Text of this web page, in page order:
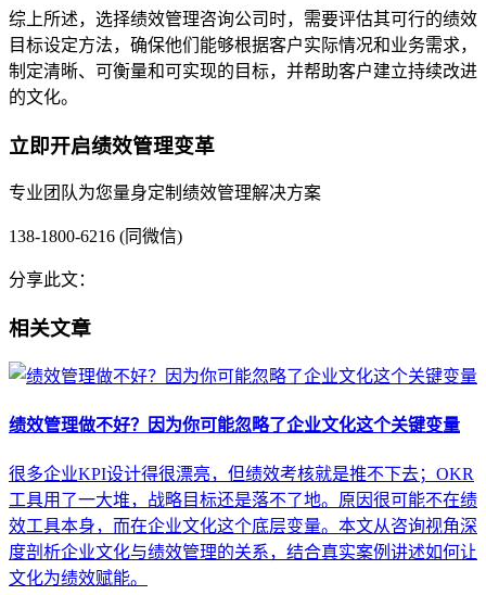
综上所述，选择绩效管理咨询公司时，需要评估其可行的绩效
目标设定方法，确保他们能够根据客户实际情况和业务需求，
制定清晰、可衡量和可实现的目标，并帮助客户建立持续改进
的文化。
立即开启绩效管理变革
专业团队为您量身定制绩效管理解决方案
138-1800-6216 (同微信)
分享此文：
相关文章
绩效管理做不好？因为你可能忽略了企业文化这个关键变量
很多企业KPI设计得很漂亮，但绩效考核就是推不下去；OKR
工具用了一大堆，战略目标还是落不了地。原因很可能不在绩
效工具本身，而在企业文化这个底层变量。本文从咨询视角深
度剖析企业文化与绩效管理的关系，结合真实案例讲述如何让
文化为绩效赋能。